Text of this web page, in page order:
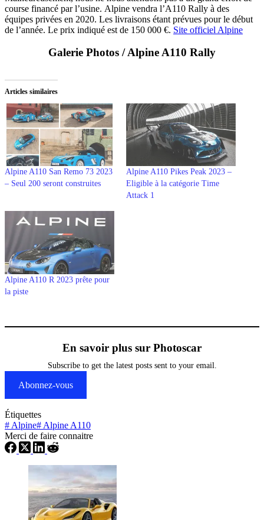
course financé par l’usine. Alpine vendra l’A110 Rally à des
équipes privées en 2020. Les livraisons étant prévues pour le début
de l’année. Le prix indiqué est de 150 000 €. Site officiel Alpine
Galerie Photos / Alpine A110 Rally
Articles similaires
Alpine A110 San Remo 73 2023
– Seul 200 seront construites
Alpine A110 Pikes Peak 2023 –
Eligible à la catégorie Time
Attack 1
Alpine A110 R 2023 prête pour
la piste
En savoir plus sur Photoscar
Subscribe to get the latest posts sent to your email.
Abonnez-vous
Étiquettes
# Alpine# Alpine A110
Merci de faire connaitre